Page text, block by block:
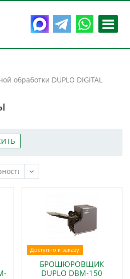
обработки DUPLO DIGITAL
Доступно к заказу
БРОШЮРОВЩИК
DUPLO DBM-150